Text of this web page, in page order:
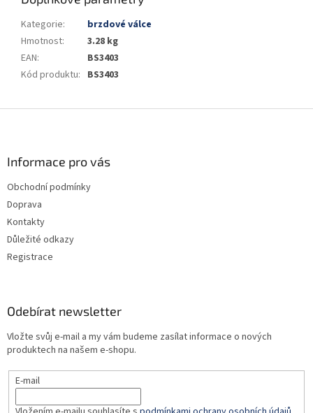
Kategorie:
brzdové válce
Hmotnost:
3.28 kg
EAN:
BS3403
Kód produktu: BS3403
Informace pro vás
Obchodní podmínky
Doprava
Kontakty
Důležité odkazy
Registrace
Odebírat newsletter
Vložte svůj e-mail a my vám budeme zasílat informace o nových
produktech na našem e-shopu.
E-mail